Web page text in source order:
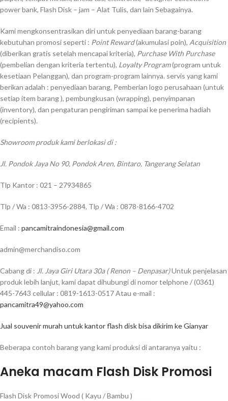
power bank, Flash Disk – jam – Alat Tulis, dan lain Sebagainya.
Kami mengkonsentrasikan diri untuk penyediaan barang-barang
kebutuhan promosi seperti : Point Reward(akumulasi poin), Acquisition
(diberikan gratis setelah mencapai kriteria), Purchase With Purchase
(pembelian dengan kriteria tertentu), Loyalty Program(program untuk
kesetiaan Pelanggan), dan program-program lainnya. servis yang kami
berikan adalah : penyediaan barang, Pemberian logo perusahaan (untuk
setiap item barang ), pembungkusan (wrapping), penyimpanan
(inventory), dan pengaturan pengiriman sampai ke penerima hadiah
(recipients).
Showroom produk kami berlokasi di :
Jl. Pondok Jaya No 90, Pondok Aren, Bintaro, Tangerang Selatan
Tlp Kantor : 021 – 27934865
Tlp / Wa : 0813-3956-2884, Tlp / Wa : 0878-8166-4702
Email : pancamitraindonesia@gmail.com
admin@merchandiso.com
Cabang di : Jl. Jaya Giri Utara 30a ( Renon – Denpasar)Untuk penjelasan
produk lebih lanjut, kami dapat dihubungi di nomor telphone / (0361)
445-7643 cellular : 0819-1613-0517 Atau e-mail :
pancamitra49@yahoo.com
Jual souvenir murah untuk kantor flash disk bisa dikirim ke Gianyar
Beberapa contoh barang yang kami produksi di antaranya yaitu :
Aneka macam Flash Disk Promosi
Flash Disk Promosi Wood ( Kayu / Bambu )